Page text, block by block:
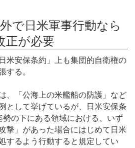
で日米軍事行動なら
正が必要
米安保条約」上も集団的自衛権の
する。
、「公海上の米艦船の防護」など
として挙げているが、日米安保条
の下にある領域における、いず
撃」があった場合にはじめて日米
するよう行動すると規定してい